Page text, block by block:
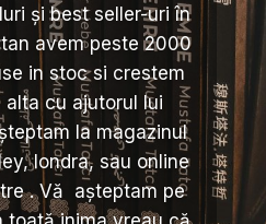
și best seller-uri în
avem peste 2000
in stoc si crestem
alta cu ajutorul lui
la magazinul
londra, sau online
. Vă așteptam pe